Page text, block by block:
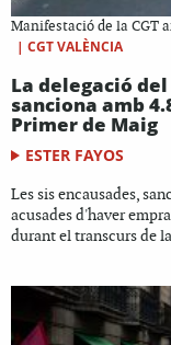
Manifestació de la CGT
| CGT VALÈNCIA
La delegació
sanciona amb
Primer de Maig
ESTER FAYOS
Les sis encausades,
acusades d'haver
durant el transcurs de